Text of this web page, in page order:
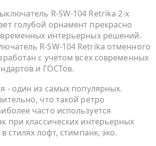
R-SW-104 Retrika 2-х
голубой орнамент прекрасно
интерьерных решений.
R-SW-104 Retrika отменного
с учётом всех современных
и ГОСТов.
- один из самых популярных.
что такой ретро
часто используется
при классических интерьерных
стилях лофт, стимпанк, эко.